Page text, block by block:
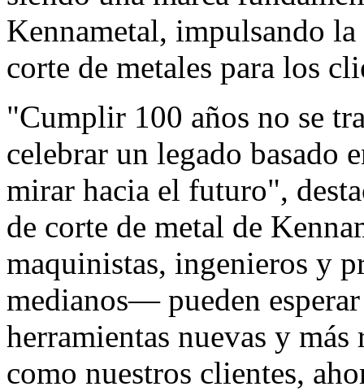
Kennametal, impulsando
corte de metales para los
"Cumplir 100 años no se
celebrar un legado
mirar hacia el futuro",
de corte de metal de
maquinistas, ingenieros y
medianos— pueden
herramientas nuevas y
como nuestros clientes,